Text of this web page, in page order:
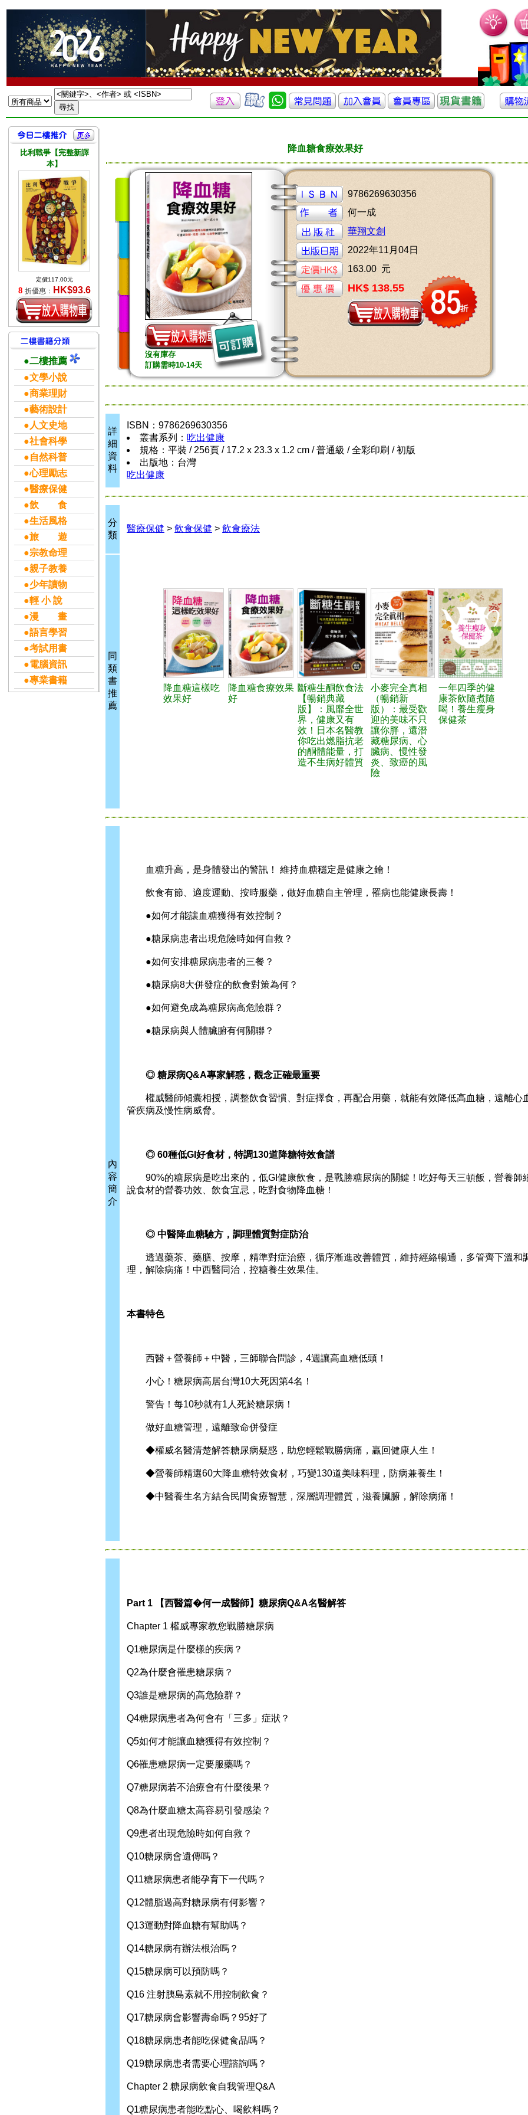
比利戰爭【完整新譯
本】
定價117.00元
8 折優惠： HK$93.6
●二樓推薦
●文學小說
●商業理財
●藝術設計
●人文史地
●社會科學
●自然科普
●心理勵志
●醫療保健
●飲 食
●生活風格
●旅 遊
●宗教命理
●親子教養
●少年讀物
●輕 小 說
●漫 畫
●語言學習
●考試用書
●電腦資訊
●專業書籍
降血糖食療效果好
沒有庫存
訂購需時10-14天
9786269630356
何一成
華翔文創
2022年11月04日
163.00 元
HK$ 138.55
詳
細
資
料
ISBN：9786269630356
叢書系列： 吃出健康
規格：平裝 / 256頁 / 17.2 x 23.3 x 1.2 cm / 普通級 / 全彩印刷 / 初版
出版地：台灣
吃出健康
分
類
醫療保健 > 飲食保健 > 飲食療法
同
類
書
推
薦
降血糖這樣吃
效果好
降血糖食療效果
好
斷糖生酮飲食法
【暢銷典藏
版】：風靡全世
界，健康又有
效！日本名醫教
你吃出燃脂抗老
的酮體能量，打
造不生病好體質
小麥完全真相
（暢銷新
版）：最受歡
迎的美味不只
讓你胖，還潛
藏糖尿病、心
臟病、慢性發
炎、致癌的風
險
一年四季的健
康茶飲隨煮隨
喝！養生瘦身
保健茶
內
容
簡
介
血糖升高，是身體發出的警訊！ 維持血糖穩定是健康之鑰！
飲食有節、適度運動、按時服藥，做好血糖自主管理，罹病也能健康長壽！
●如何才能讓血糖獲得有效控制？
●糖尿病患者出現危險時如何自救？
●如何安排糖尿病患者的三餐？
●糖尿病8大併發症的飲食對策為何？
●如何避免成為糖尿病高危險群？
●糖尿病與人體臟腑有何關聯？
◎ 糖尿病Q&A專家解惑，觀念正確最重要
權威醫師傾囊相授，調整飲食習慣、對症擇食，再配合用藥，就能有效降低高血糖，遠離心
管疾病及慢性病威脅。
◎ 60種低GI好食材，特調130道降糖特效食譜
90%的糖尿病是吃出來的，低GI健康飲食，是戰勝糖尿病的關鍵！吃好每天三頓飯，營養師
說食材的營養功效、飲食宜忌，吃對食物降血糖！
◎ 中醫降血糖驗方，調理體質對症防治
透過藥茶、藥膳、按摩，精準對症治療，循序漸進改善體質，維持經絡暢通，多管齊下溫和
理，解除病痛！中西醫同治，控糖養生效果佳。
本書特色
西醫＋營養師＋中醫，三師聯合問診，4週讓高血糖低頭！
小心！糖尿病高居台灣10大死因第4名！
警告！每10秒就有1人死於糖尿病！
做好血糖管理，遠離致命併發症
◆權威名醫清楚解答糖尿病疑惑，助您輕鬆戰勝病痛，贏回健康人生！
◆營養師精選60大降血糖特效食材，巧變130道美味料理，防病兼養生！
◆中醫養生名方結合民間食療智慧，深層調理體質，滋養臟腑，解除病痛！
Part 1 【西醫篇�何一成醫師】糖尿病Q&A名醫解答
Chapter 1 權威專家教您戰勝糖尿病
Q1糖尿病是什麼樣的疾病？
Q2為什麼會罹患糖尿病？
Q3誰是糖尿病的高危險群？
Q4糖尿病患者為何會有「三多」症狀？
Q5如何才能讓血糖獲得有效控制？
Q6罹患糖尿病一定要服藥嗎？
Q7糖尿病若不治療會有什麼後果？
Q8為什麼血糖太高容易引發感染？
Q9患者出現危險時如何自救？
Q10糖尿病會遺傳嗎？
Q11糖尿病患者能孕育下一代嗎？
Q12體脂過高對糖尿病有何影響？
Q13運動對降血糖有幫助嗎？
Q14糖尿病有辦法根治嗎？
Q15糖尿病可以預防嗎？
Q16 注射胰島素就不用控制飲食？
Q17糖尿病會影響壽命嗎？95好了
Q18糖尿病患者能吃保健食品嗎？
Q19糖尿病患者需要心理諮詢嗎？
Chapter 2 糖尿病飲食自我管理Q&A
Q1糖尿病患者能吃點心、喝飲料嗎？